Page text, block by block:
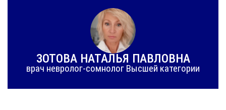
ЗОТОВА НАТАЛЬЯ ПАВЛОВНА
врач невролог-сомнолог Высшей категории